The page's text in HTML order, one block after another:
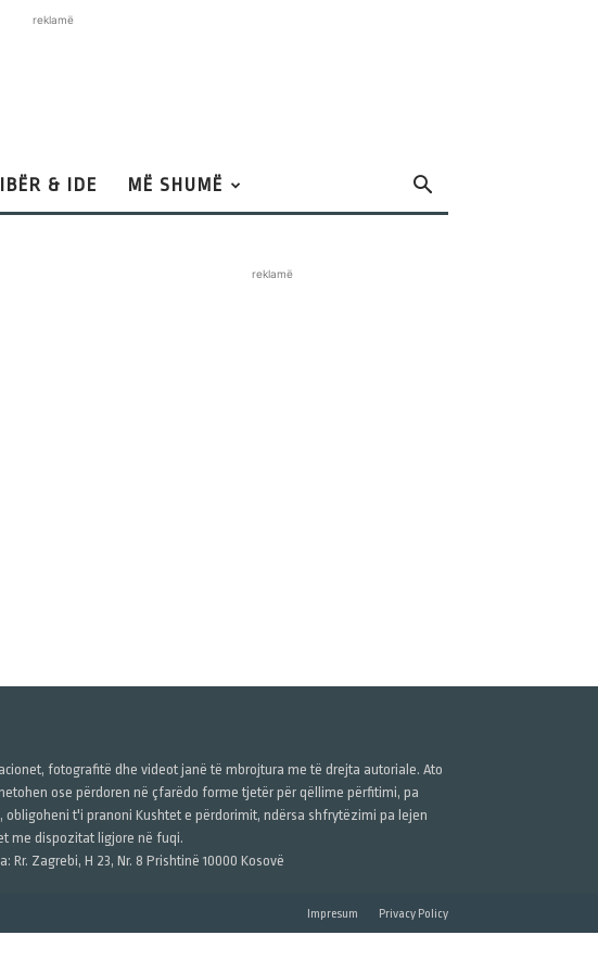
reklamë
& IDE MË SHUMË
reklamë
fotografitë dhe videot janë të mbrojtura me të drejta autoriale. Ato
ose përdoren në çfarëdo forme tjetër për qëllime përfitimi, pa
t'i pranoni Kushtet e përdorimit, ndërsa shfrytëzimi pa lejen
me dispozitat ligjore në fuqi.
Zagrebi, H 23, Nr. 8 Prishtinë 10000 Kosovë
Impresum Privacy Policy